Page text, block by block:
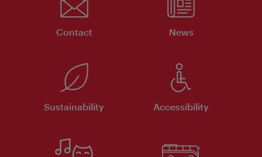
Contact News
Sustainability Accessibility